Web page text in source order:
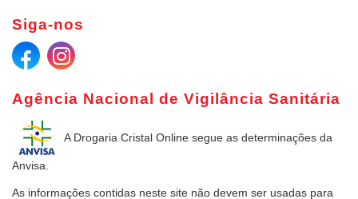
Agência Nacional de Vigilância Sanitária
A Drogaria Cristal Online segue as determinações da
Anvisa.
As informações contidas neste site não devem ser usadas para
Siga-nos